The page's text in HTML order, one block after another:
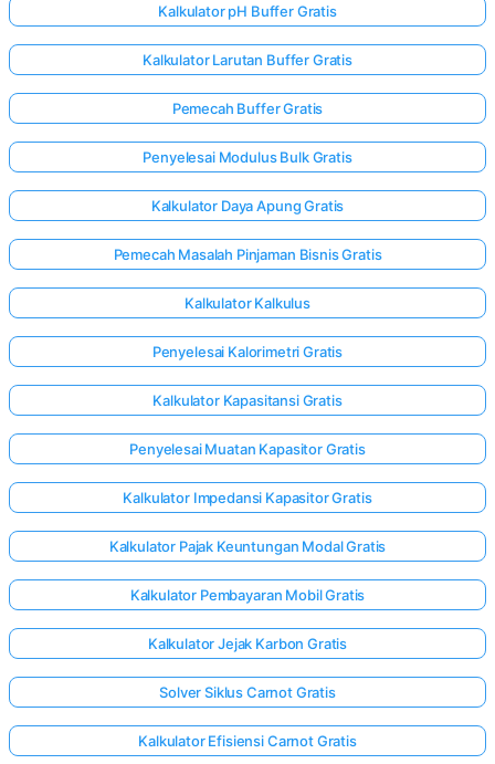
Kalkulator pH Buffer Gratis
Kalkulator Larutan Buffer Gratis
Pemecah Buffer Gratis
Penyelesai Modulus Bulk Gratis
Kalkulator Daya Apung Gratis
Pemecah Masalah Pinjaman Bisnis Gratis
Kalkulator Kalkulus
Penyelesai Kalorimetri Gratis
Kalkulator Kapasitansi Gratis
Penyelesai Muatan Kapasitor Gratis
Kalkulator Impedansi Kapasitor Gratis
Kalkulator Pajak Keuntungan Modal Gratis
Kalkulator Pembayaran Mobil Gratis
Kalkulator Jejak Karbon Gratis
Solver Siklus Carnot Gratis
Kalkulator Efisiensi Carnot Gratis